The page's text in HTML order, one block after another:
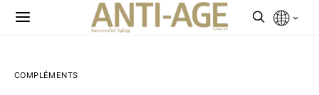
COMPLÉMENTS